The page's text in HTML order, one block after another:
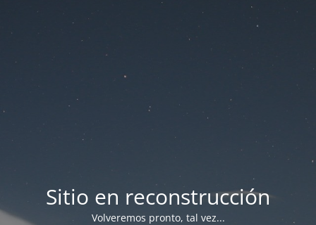
Sitio en reconstrucción
Volveremos pronto, tal vez...